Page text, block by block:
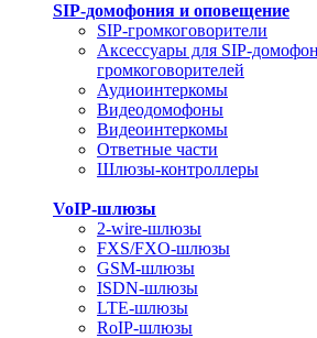
SIP-домофония и оповещение
SIP-громкоговорители
Аксессуары для SIP-
громкоговорителей
Аудиоинтеркомы
Видеодомофоны
Видеоинтеркомы
Ответные части
Шлюзы-контроллеры
VoIP-шлюзы
2-wire-шлюзы
FXS/FXO-шлюзы
GSM-шлюзы
ISDN-шлюзы
LTE-шлюзы
RoIP-шлюзы